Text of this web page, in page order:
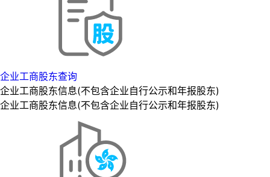
企业工商股东查询
企业工商股东信息(不包含企业自行公示和年报股东)
企业工商股东信息(不包含企业自行公示和年报股东)